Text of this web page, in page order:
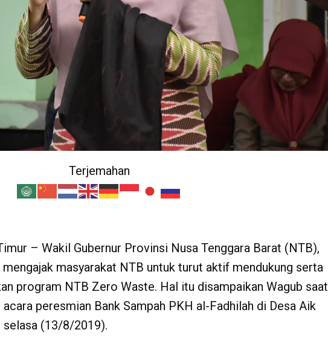
Terjemahan
– Wakil Gubernur Provinsi Nusa Tenggara Barat (NTB),
masyarakat NTB untuk turut aktif mendukung serta
program NTB Zero Waste. Hal itu disampaikan Wagub saat
peresmian Bank Sampah PKH al-Fadhilah di Desa Aik
(13/8/2019).